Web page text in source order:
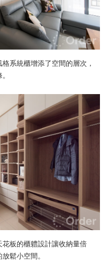
系統櫃增添了空間的層次，
板的櫃軆設計讓收納量倍
鬆小空間。